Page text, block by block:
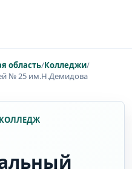
область/Колледжи/
№ 25 им.Н.Демидова
КОЛЛЕДЖ